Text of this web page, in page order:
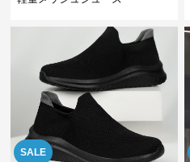
SALE